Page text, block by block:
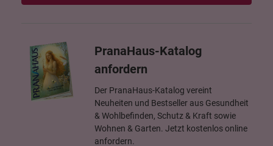
PranaHaus-Katalog
anfordern
Der PranaHaus-Katalog vereint
Neuheiten und Bestseller aus Gesundheit
& Wohlbefinden, Schutz & Kraft sowie
Wohnen & Garten. Jetzt kostenlos online
anfordern.